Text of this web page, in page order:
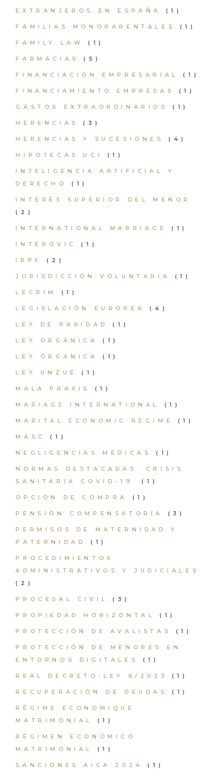
EXTRANJEROS EN ESPAÑA (1)
FAMILIAS MONOPARENTALES (1)
FAMILY LAW (1)
FARMACIAS (5)
FINANCIACIÓN EMPRESARIAL (1)
FINANCIAMIENTO EMPRESAS (1)
GASTOS EXTRAORDINARIOS (1)
HERENCIAS (3)
HERENCIAS Y SUCESIONES (4)
HIPOTECAS UCI (1)
INTELIGENCIA ARTIFICIAL Y
DERECHO
(1)
INTERÉS SUPERIOR DEL MENOR
(2)
INTERNATIONAL MARRIAGE (1)
INTEROVIC (1)
IRPF (2)
JURISDICCIÓN VOLUNTARIA (1)
LECRIM (1)
LEGISLACIÓN EUROPEA (4)
LEY DE PARIDAD (1)
LEY ORGÁNICA (1)
LEY ÓRGANICA (1)
LEY UNZUÉ (1)
MALA PRAXIS (1)
MARIAGE INTERNATIONAL (1)
MARITAL ECONOMIC REGIME (1)
MASC (1)
NEGLIGENCIAS MÉDICAS (1)
NORMAS DESTACADAS. CRISIS
SANITARIA COVID-19.
(1)
OPCIÓN DE COMPRA (1)
PENSIÓN COMPENSATORÍA (3)
PERMISOS DE MATERNIDAD Y
PATERNIDAD
(1)
PROCEDIMIENTOS
ADMINISTRATIVOS Y JUDICIALES
(2)
PROCESAL CIVIL (3)
PROPIEDAD HORIZONTAL (1)
PROTECCIÓN DE AVALISTAS (1)
PROTECCIÓN DE MENORES EN
ENTORNOS DIGITALES
(1)
REAL DECRETO-LEY 6/2023 (1)
RECUPERACIÓN DE DEUDAS (1)
RÉGIME ÉCONOMIQUE
MATRIMONIAL
(1)
RÉGIMEN ECONÓMICO
MATRIMONIAL
(1)
SANCIONES AICA 2024 (1)